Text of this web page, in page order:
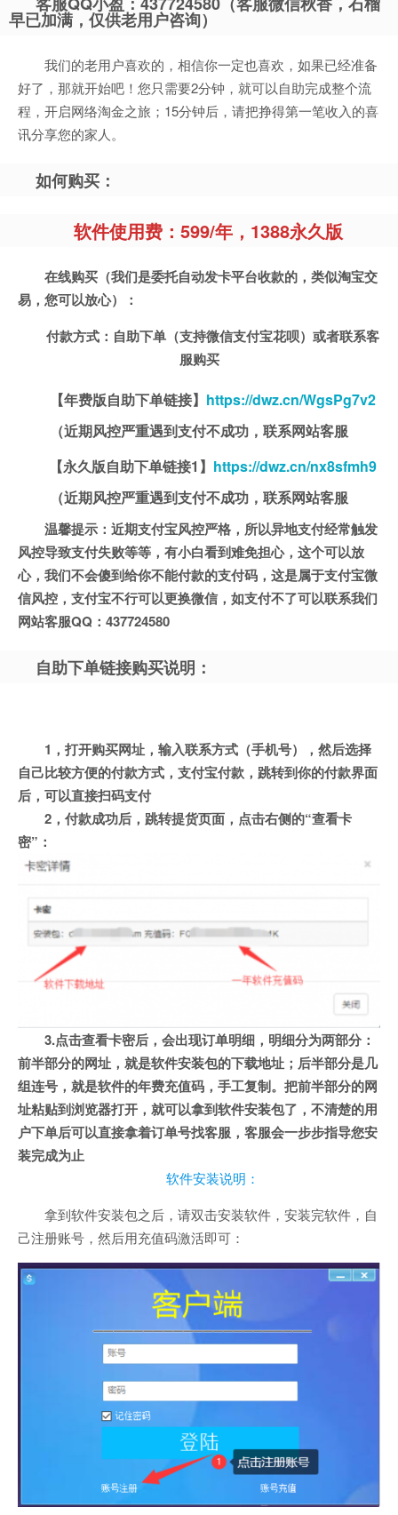
早已加满，仅供老用户咨询）
我们的老用户喜欢的，相信你一定也喜欢，如果已经准备
好了，那就开始吧！您只需要2分钟，就可以自助完成整个流
程，开启网络淘金之旅；15分钟后，请把挣得第一笔收入的喜
讯分享您的家人。
如何购买：
软件使用费：599/年，1388永久版
在线购买（我们是委托自动发卡平台收款的，类似淘宝交
易，您可以放心）：
付款方式：自助下单（支持微信支付宝花呗）或者联系客
服购买
【年费版自助下单链接】 https://dwz.cn/WgsPg7v2
（近期风控严重遇到支付不成功，联系网站客服
【永久版自助下单链接1】 https://dwz.cn/nx8sfmh9
（近期风控严重遇到支付不成功，联系网站客服
温馨提示：近期支付宝风控严格，所以异地支付经常触发
风控导致支付失败等等，有小白看到难免担心，这个可以放
心，我们不会傻到给你不能付款的支付码，这是属于支付宝微
信风控，支付宝不行可以更换微信，如支付不了可以联系我们
网站客服QQ：437724580
自助下单链接购买说明：
1，打开购买网址，输入联系方式（手机号），然后选择
自己比较方便的付款方式，支付宝付款，跳转到你的付款界面
后，可以直接扫码支付
2，付款成功后，跳转提货页面，点击右侧的“查看卡
密”：
3.点击查看卡密后，会出现订单明细，明细分为两部分：
前半部分的网址，就是软件安装包的下载地址；后半部分是几
组连号，就是软件的年费充值码，手工复制。把前半部分的网
址粘贴到浏览器打开，就可以拿到软件安装包了，不清楚的用
户下单后可以直接拿着订单号找客服，客服会一步步指导您安
装完成为止
软件安装说明：
拿到软件安装包之后，请双击安装软件，安装完软件，自
己注册账号，然后用充值码激活即可：